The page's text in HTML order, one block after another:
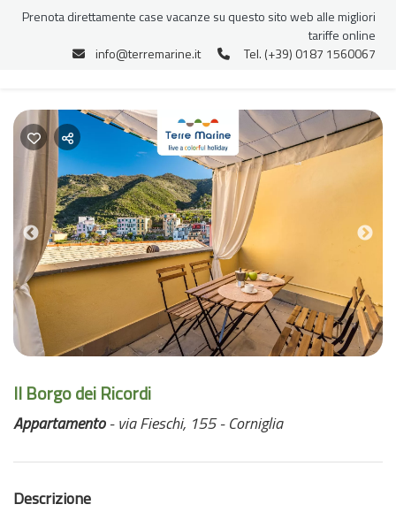
Previous
Il Borgo dei Ricordi
Appartamento- via Fieschi, 155 - Corniglia
Descrizione
Prenota direttamente case vacanze su questo sito web alle migliori
tariffe online
info@terremarine.it
Tel. (+39) 0187 1560067